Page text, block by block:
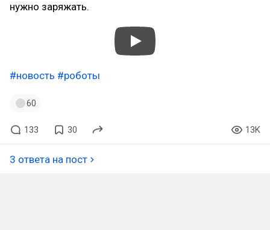
нужно заряжать.
#новость #роботы
60
133 30 13K
3 ответа на пост